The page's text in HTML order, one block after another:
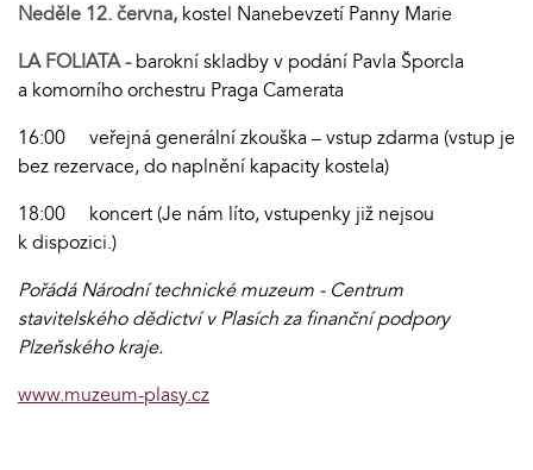
Neděle 12. června, kostel Nanebevzetí Panny Marie
LA FOLIATA -barokní skladby v podání Pavla Šporcla
a komorního orchestru Praga Camerata
16:00 veřejná generální zkouška – vstup zdarma (vstup je
bez rezervace, do naplnění kapacity kostela)
18:00 koncert (Je nám líto, vstupenky již nejsou
k dispozici.)
Pořádá Národní technické muzeum - Centrum
stavitelského dědictví v Plasích za finanční podpory
Plzeňského kraje.
www.muzeum-plasy.cz